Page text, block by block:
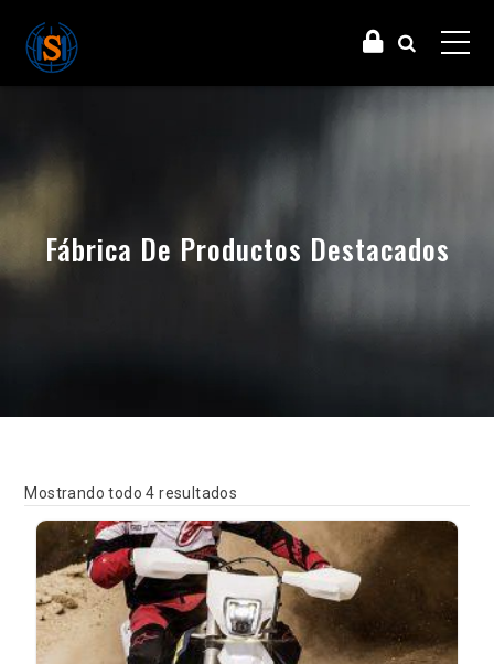
Fábrica De Productos Destacados
Mostrando todo 4 resultados